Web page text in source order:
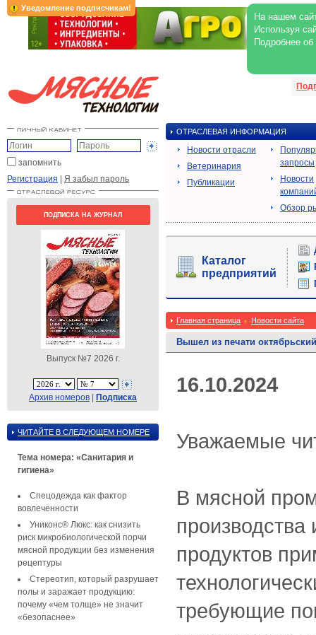
Уведомление подписчикам!
На нашем
Используя
Подробнее
запомнить
Регистрация | Я забыл пароль
ПОДПИСКА НА ЖУРНАЛ
Выпуск №7 2026 г.
Архив номеров | Подписка
ЧИТАЙТЕ В СЛЕДУЮЩЕМ НОМЕРЕ
Тема номера: «Санитария и
гигиена»
Спецодежда как фактор
вовлеченности
Униконс® Люкс: как снизить
риск микробиологической порчи
мясной продукции без изменения
рецептуры
Стереотип, который разрушает
полы и заражает продукцию:
почему «чем толще» не значит
«безопаснее»
ОТРАСЛЕВАЯ ИНФОРМАЦИЯ
Новости отрасли
Ветеринария
Публикации
запросы
Новости
Обзор
Каталог
предприятий
Главная страница Новости сайта
Вышел из печати
16.10.2024
Уважаемые
В мясной
продуктов
требующие